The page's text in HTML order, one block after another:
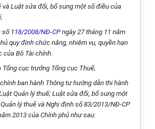
và Luật sửa đổi, bổ sung một số điều của
số 118/2008/NĐ-CP ngày 27 tháng 11 năm
quy định chức năng, nhiệm vụ, quyền hạn
của Bộ Tài chính.
Tổng cục trưởng Tổng cục Thuế;
ban hành Thông tư hướng dẫn thi hành
Quản lý thuế; Luật sửa đổi, bổ sung một
lý thuế và Nghị định số83/2013/NĐ-CP
2013 của Chính phủ như sau: